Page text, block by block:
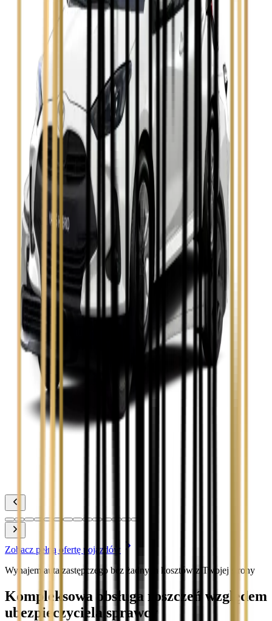
Opel Insignia
Seat Leon
Skoda Fabia
Zobacz
Skoda Kamiq
Zobacz
Skoda Octavia
Zobacz
Toyota Avensis
Zobacz
Toyota Camry
Zobacz
Toyota Corolla
Toyota Prius
Zobacz pełną ofertę pojazdów
Wynajem auta zastępczego bez żadnych kosztów z Twojej strony
Kompleksowa obsługa roszczeń względem
ubezpieczyciela sprawcy